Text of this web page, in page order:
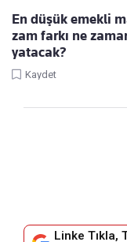
En düşük emekli
zam farkı ne
yatacak?
Kaydet
Linke Tıkla,